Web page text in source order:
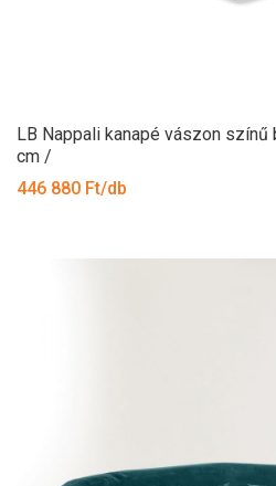
LB Nappali kanapé vászon
cm /
446 880 Ft/db